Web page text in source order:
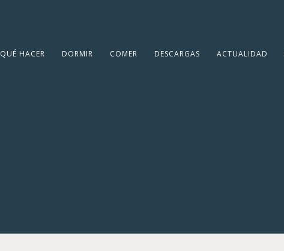
QUÉ HACER DORMIR COMER DESCARGAS ACTUALIDAD